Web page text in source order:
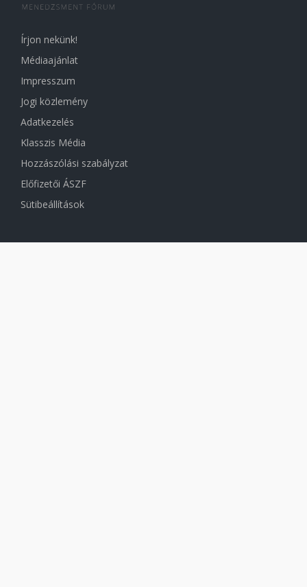
Írjon nekünk!
Médiaajánlat
Impresszum
Jogi közlemény
Adatkezelés
Klasszis Média
Hozzászólási szabályzat
Előfizetői ÁSZF
Sütibeállítások